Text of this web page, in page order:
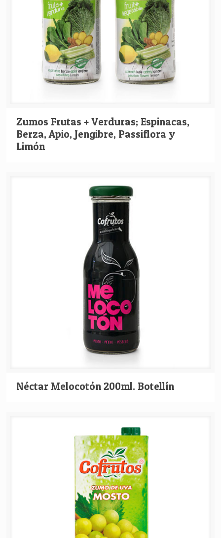
Zumos Frutas + Verduras; Espinacas,
Berza, Apio, Jengibre, Passiflora y
Limón
Néctar Melocotón 200ml. Botellín